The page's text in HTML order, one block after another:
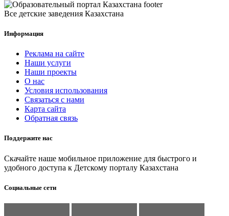
Все детские заведения Казахстана
Информация
Реклама на сайте
Наши услуги
Наши проекты
О нас
Условия использования
Связаться с нами
Карта сайта
Обратная связь
Поддержите нас
Скачайте наше мобильное приложение для быстрого и
удобного доступа к Детскому порталу Казахстана
Социальные сети